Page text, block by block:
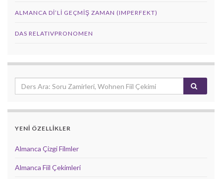
ALMANCA DI’LI GEÇMIŞ ZAMAN (IMPERFEKT)
DAS RELATIVPRONOMEN
YENİ ÖZELLİKLER
Almanca Çizgi Filmler
Almanca Fiil Çekimleri